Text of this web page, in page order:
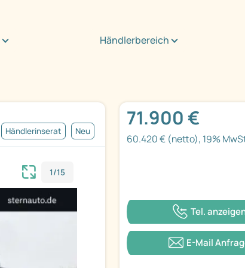
Händlerbereich
Händlerinserat Neu
1/15
71.900 €
60.420 € (netto), 19%
Tel.
E-Mail